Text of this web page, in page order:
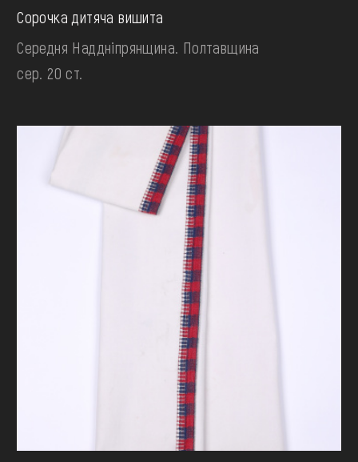
Сорочка дитяча вишита
Середня Наддніпрянщина. Полтавщина
сер. 20 ст.